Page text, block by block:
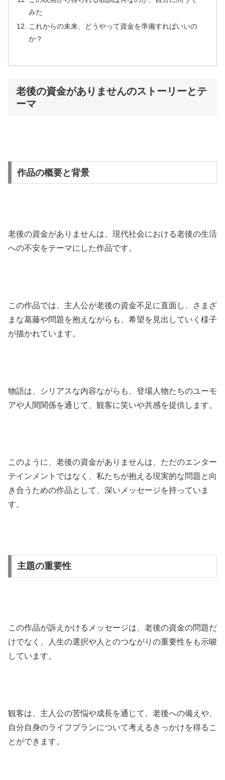
みた
これからの未来、どうやって資金を準備すればいいの
か？
老後の資金がありませんのストーリーとテ
ーマ
作品の概要と背景
老後の資金がありませんは、現代社会における老後の生活
への不安をテーマにした作品です。
この作品では、主人公が老後の資金不足に直面し、さまざ
まな葛藤や問題を抱えながらも、希望を見出していく様子
が描かれています。
物語は、シリアスな内容ながらも、登場人物たちのユーモ
アや人間関係を通じて、観客に笑いや共感を提供します。
このように、老後の資金がありませんは、ただのエンター
テインメントではなく、私たちが抱える現実的な問題と向
き合うための作品として、深いメッセージを持っていま
す。
主題の重要性
この作品が訴えかけるメッセージは、老後の資金の問題だ
けでなく、人生の選択や人とのつながりの重要性をも示唆
しています。
観客は、主人公の苦悩や成長を通じて、老後への備えや、
自分自身のライフプランについて考えるきっかけを得るこ
とができます。